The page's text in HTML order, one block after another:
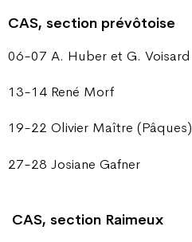
CAS, section prévôtoise
06-07 A. Huber et G. Voisard
13-14 René Morf
19-22 Olivier Maître (Pâques)
27-28 Josiane Gafner
CAS, section Raimeux